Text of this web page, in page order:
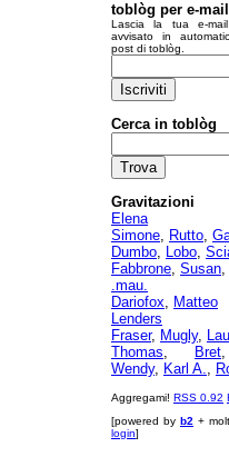
toblòg per e-mail
Lascia la tua e-
avvisato in
post di toblòg.
Cerca in toblòg
Gravitazioni
Elena
Simone, Rutto,
Dumbo, Lobo,
Fabbrone, Susan,
.mau.
Dariofox, Matteo
Lenders
Fraser, Mugly,
Thomas, Bret
Wendy, Karl A.,
Aggregami! RSS 0.92
[powered by b2 +
login]